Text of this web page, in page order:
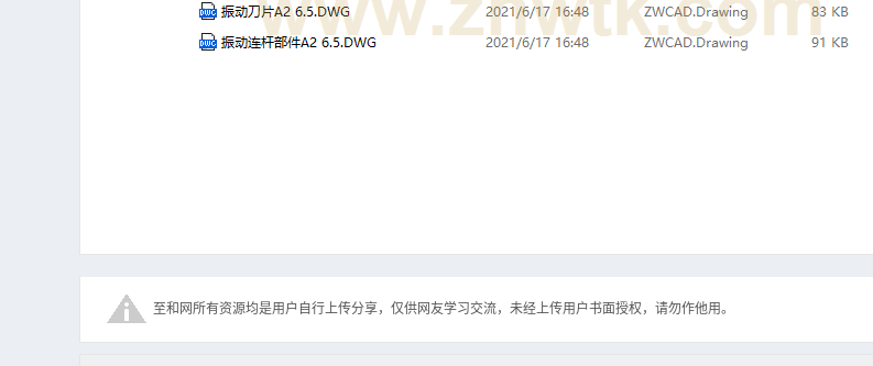
至和网所有资源均是用户自行上传分享，仅供网友学习交流，未经上传用户书面授权，请勿作他用。